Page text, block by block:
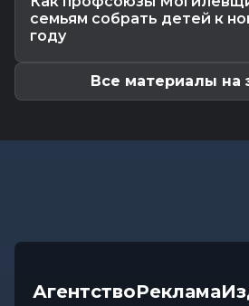
06.08.2026 11:25
Почему в летний период
семьям собрать детей к
году
Все материалы на
АгентствоРеклама